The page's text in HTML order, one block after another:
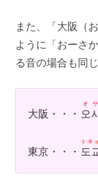
また、「大阪（
ように「おーさ
る音の場合も同じ
大阪・・・ 오
オ
東京・・・ 도
トキョ